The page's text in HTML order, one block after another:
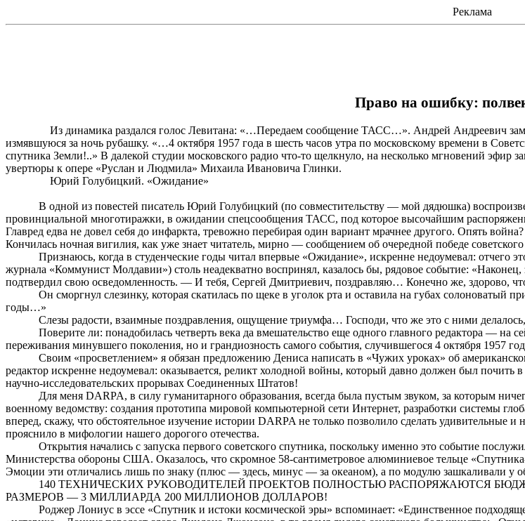
Реклама
Право на ошибку:
Из динамика раздался голос Левитана: «…Передаем сообщение ТАСС…». Андрей Андреевич
измявшуюся за ночь рубашку. «…4 октября 1957 года в шесть часов утра по московскому времени в
спутника Земли!..» В далекой студии московского радио что-то щелкнуло, на несколько мгновений эфир
увертюры к опере «Руслан и Людмила» Михаила Ивановича Глинки.
Юрий Голубицкий. «Ожидание»
В одной из повестей писатель Юрий Голубицкий (по совместительству — мой дядюшка)
провинциальной многотиражки, в ожидании спецсообщения ТАСС, под которое высочайшим
Главред едва не довел себя до инфаркта, тревожно перебирая один вариант мрачнее другого. Опять
Кончилась ночная вигилия, как уже знает читатель, мирно — сообщением об очередной победе
Признаюсь, когда в студенческие годы читал впервые «Ожидание», искренне недоумевал: отчего
журнала «Коммунист Молдавии») столь неадекватно воспринял, казалось бы, рядовое событие:
подтвердил свою осведомленность. — И тебя, Сергей Дмитриевич, поздравляю… Конечно же, здорово,
Онсморгнул слезинку, которая скатилась по щеке в уголок рта и оставила на губах
годы…»
Слезы радости, взаимные поздравления, ощущение триумфа… Господи, что же это с ними
Поверите ли: понадобилась четверть века да вмешательство еще одного главного редактора — на
переживания минувшего поколения, но и грандиозность самого события, случившегося 4 октября 1957
Своим «просветлением» я обязан предложению Дениса написать в «Чужих уроках» об
редактор искренне недоумевал: оказывается, реликт холодной войны, который давно должен был почить в
научно-исследовательских прорывах Соединенных Штатов!
Для меня DARPA, в силу гуманитарного образования, всегда была пустым звуком, за которым
военному ведомству: создания прототипа мировой компьютерной сети Интернет, разработки системы
вперед, скажу, что обстоятельное изучение истории DARPA не только позволило сделать
прояснило в мифологии нашего дорогого отечества.
Открытия начались с запуска первого советского спутника, поскольку именно это событие
Министерства обороны США. Оказалось, что скромное 58-сантиметровое алюминиевое тельце
Эмоции эти отличались лишь по знаку (плюс — здесь, минус — за океаном), а по модулю зашкаливали у
140 ТЕХНИЧЕСКИХ РУКОВОДИТЕЛЕЙ ПРОЕКТОВ ПОЛНОСТЬЮ РАСПОРЯЖАЮТСЯ
РАЗМЕРОВ — 3 МИЛЛИАРДА 200 МИЛЛИОНОВ ДОЛЛАРОВ!
РоджерЛониус в эссе «Спутник и истоки космической эры» вспоминает: «Единственное